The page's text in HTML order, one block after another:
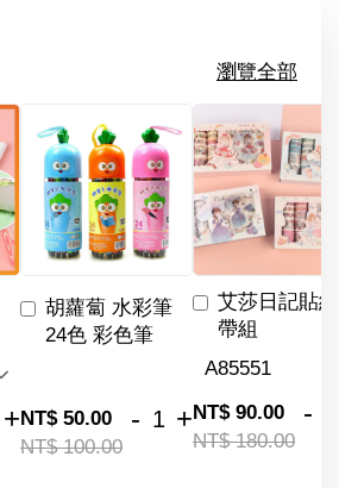
瀏覽全部
+
胡蘿蔔 水彩筆
24色 彩色筆
NT$ 50.00
NT$ 100.00
- +
艾莎日記貼
帶組
NT$ 90.00
NT$ 180.00
-